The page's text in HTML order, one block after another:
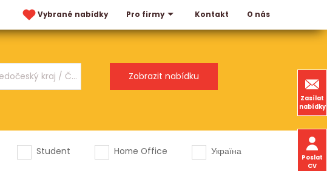
Vybrané nabídky Pro firmy Kontakt O nás
Zasílat
nabídky
Poslat
CV
Student Home Office
Україна